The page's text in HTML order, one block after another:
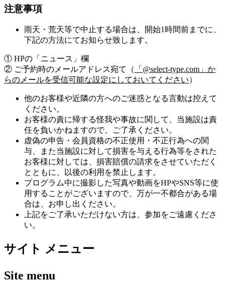
注意事項
雨天・荒天等で中止する場合は、開始1時間前までに、
下記の方法にてお知らせ致します。
① HPの「ニュース」欄
② ご予約時のメールアドレス宛て（
「@select-type.com」か
らのメールを受信可能な設定にしておいてください）
他のお客様や近隣の方へのご迷惑となる言動は控えて
ください。
お客様の責に帰する怪我や事故に関して、当施設は責
任を負いかねますので、ご了承ください。
虚偽の申告・会員資格の不正使用・不正行為への関
与、また当施設に対して損害を与える行為等をされた
お客様に対しては、損害賠償の請求をさせていただく
とともに、以後の利用を禁止します。
プログラム中に撮影した写真や動画をHPやSNS等に使
用することがございますので、万が一不都合がある場
合は、お申し出ください。
上記をご了承いただけない方は、参加をご遠慮くださ
い。
サイト メニュー
Site menu